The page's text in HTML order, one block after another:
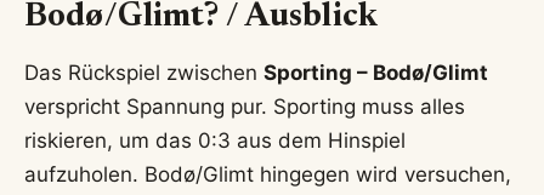
Bodø/Glimt? / Ausblick
Das Rückspiel zwischen Sporting – Bodø/Glimt
verspricht Spannung pur. Sporting muss alles
riskieren, um das 0:3 aus dem Hinspiel
aufzuholen. Bodø/Glimt hingegen wird versuchen,